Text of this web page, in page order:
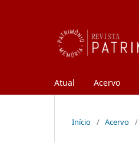
Atual Acervo
Início / Acervo /